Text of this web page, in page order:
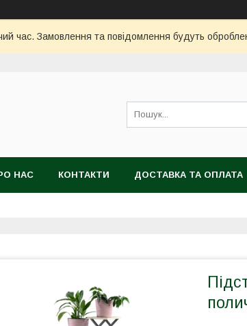
час. Замовлення та повідомлення будуть
НАС КОНТАКТИ ДОСТАВКА ТА ОПЛАТА